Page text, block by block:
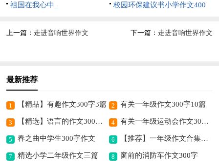
祖国在我心中_
校园环保建议书小学作文400
上一篇： 走进音响世界作文 下一篇： 走进音响世界作文
最新推荐
1 【精品】有趣作文300字3篇 2 有关一年级作文300字10篇
3 【精选】语言的作文300字4篇 4 有关一年级运动会作文300字汇总5篇
5 春之曲中学生300字作文 6 【推荐】一年级作文合集五篇
7 精选小学二年级作文三篇 8 窗前的消防车作文300字